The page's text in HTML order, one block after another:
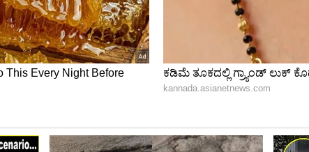
ದರ್ಶನ್ ಬದುಕು ಹಳಿ ತಪ್ತಿದೆ ಅಂತ ಹಳ್ಳಿಯ ನಾಟಕ ಕಲಾವಿದರು
ದರ್ಶನ್ ಮುಂದೆ ಏನ್ ಮಾಡ್ಬೇಕು..? ಏನ್ ಮಾಡಿದ್ರೆ
ಸಾಧ್ಯ ಅಂತ ಸಲಹೆ ಕೊಟ್ಟಿದ್ದಾರೆ. ಕಟ್ಟ
ಪಾತ್ರ ಮಾಡ್ಬೇಕು.. ಸೌಮ್ಯ ಸ್ವಭಾವದ ಪಾತ್ರದಲ್ಲಿ
ಕಂಟದಿಂದ ಪಾರಾಗ್ತಾನೆ- ಇದು ಗ್ರಾಮೀಣ ನಾಟಕ ಕಲಾವಿದರ